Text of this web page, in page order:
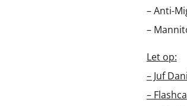
– Anti-
–
Let op:
– Juf
–